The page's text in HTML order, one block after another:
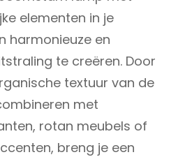
elementen in je
harmonieuze en
te creëren. Door
textuur van de
met
rotan meubels of
breng je een